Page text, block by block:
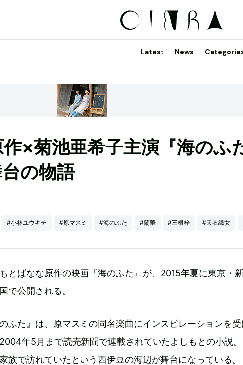
Latest News
×菊池亜希子主演『海のふ
の物語
#小林ユウキチ #原マスミ #海のふた #蘭華 #三根梓 #天衣織女
とばなな原作の映画『海のふた』が、2015年夏に東京・
で公開される。
のふた』は、原マスミの同名楽曲にインスピレーションを
年5月まで読売新聞で連載されていたよしもとの小説
族で訪れていたという西伊豆の海辺が舞台になっている。